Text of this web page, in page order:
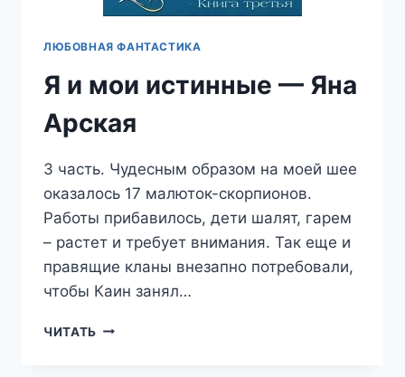
ЛЮБОВНАЯ ФАНТАСТИКА
Я и мои истинные — Яна
Арская
3 часть. Чудесным образом на моей шее
оказалось 17 малюток-скорпионов.
Работы прибавилось, дети шалят, гарем
– растет и требует внимания. Так еще и
правящие кланы внезапно потребовали,
чтобы Каин занял…
ЧИТАТЬ Я